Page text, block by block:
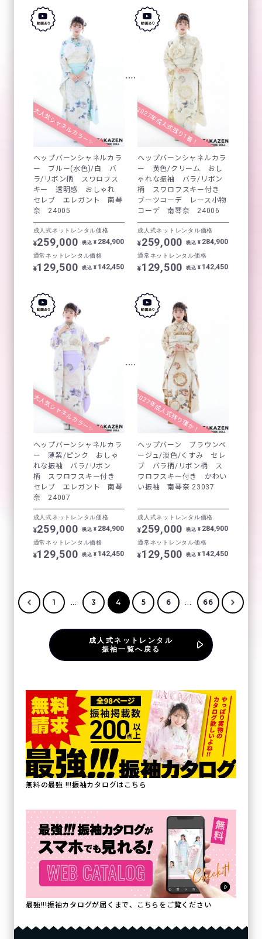
大人気シャネルカラー✨
ヘップバーンシャネルカラ
ー ブルー(水色)/白 バ
ラ/リボン柄 スワロフス
キー 透明感 おしゃれ
セレブ エレガント 南琴
奈 24005
成人式ネットレンタル価格
¥259,000 税込 ¥ 284,900
通常ネットレンタル価格
¥129,500 税込 ¥ 142,450
2027年成人式残り1着！
ヘップバーンシャネルカラ
ー 黄色/クリーム おし
ゃれな振袖 バラ/リボン
柄 スワロフスキー付き
ブーツコーデ レース小物
コーデ 南琴奈 24006
成人式ネットレンタル価格
¥259,000 税込 ¥ 284,900
通常ネットレンタル価格
¥129,500 税込 ¥ 142,450
大人気シャネルカラー✨
ヘップバーンシャネルカラ
ー 薄紫/ピンク おしゃ
れな振袖 バラ/リボン
柄 スワロフスキー付き
セレブ エレガント 南琴
奈 24007
成人式ネットレンタル価格
¥259,000 税込 ¥ 284,900
通常ネットレンタル価格
¥129,500 税込 ¥ 142,450
2027年成人式残り僅か！
ヘップバーン ブラウンベ
ージュ/淡色/くすみ セレ
ブ バラ柄/リボン柄 ス
ワロフスキー付き かわい
い振袖 南琴奈 23037
成人式ネットレンタル価格
¥259,000 税込 ¥ 284,900
通常ネットレンタル価格
¥129,500 税込 ¥ 142,450
1 ... 3 4 5 6 ... 66
成人式ネットレンタル
振袖一覧へ戻る
無料の最強 !!!振袖カタログはこちら
最強!!!振袖カタログが届くまで、こちらをご覧ください